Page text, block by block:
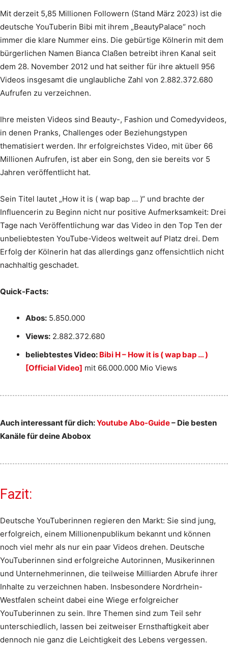
Mit derzeit 5,85 Millionen Followern (Stand März 2023) ist die
deutsche YouTuberin Bibi mit ihrem „BeautyPalace“ noch
immer die klare Nummer eins. Die gebürtige Kölnerin mit dem
bürgerlichen Namen Bianca Claßen betreibt ihren Kanal seit
dem 28. November 2012 und hat seither für ihre aktuell 956
Videos insgesamt die unglaubliche Zahl von 2.882.372.680
Aufrufen zu verzeichnen.
Ihre meisten Videos sind Beauty-, Fashion und Comedyvideos,
in denen Pranks, Challenges oder Beziehungstypen
thematisiert werden. Ihr erfolgreichstes Video, mit über 66
Millionen Aufrufen, ist aber ein Song, den sie bereits vor 5
Jahren veröffentlicht hat.
Sein Titel lautet „How it is ( wap bap … )“ und brachte der
Influencerin zu Beginn nicht nur positive Aufmerksamkeit: Drei
Tage nach Veröffentlichung war das Video in den Top Ten der
unbeliebtesten YouTube-Videos weltweit auf Platz drei. Dem
Erfolg der Kölnerin hat das allerdings ganz offensichtlich nicht
nachhaltig geschadet.
Quick-Facts:
Abos: 5.850.000
Views: 2.882.372.680
beliebtestes Video: Bibi H – How it is ( wap bap … )
[Official Video] mit 66.000.000 Mio Views
Auch interessant für dich:Youtube Abo-Guide– Die besten
Kanäle für deine Abobox
Fazit:
Deutsche YouTuberinnen regieren den Markt: Sie sind jung,
erfolgreich, einem Millionenpublikum bekannt und können
noch viel mehr als nur ein paar Videos drehen. Deutsche
YouTuberinnen sind erfolgreiche Autorinnen, Musikerinnen
und Unternehmerinnen, die teilweise Milliarden Abrufe ihrer
Inhalte zu verzeichnen haben. Insbesondere Nordrhein-
Westfalen scheint dabei eine Wiege erfolgreicher
YouTuberinnen zu sein. Ihre Themen sind zum Teil sehr
unterschiedlich, lassen bei zeitweiser Ernsthaftigkeit aber
dennoch nie ganz die Leichtigkeit des Lebens vergessen.